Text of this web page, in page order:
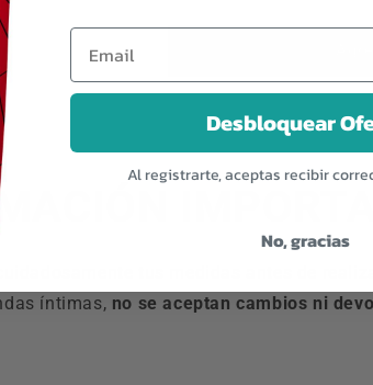
íntimas, no se aceptan cambios ni
Desbloquear
Al registrarte, aceptas recibir
No, gracias